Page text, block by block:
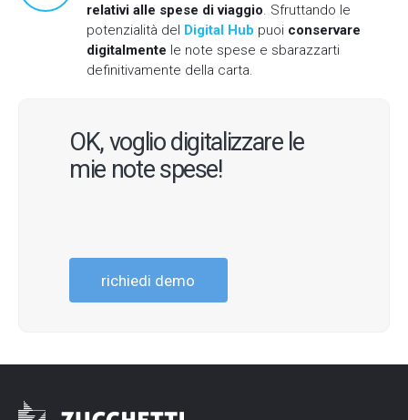
relativi alle spese di viaggio . Sfruttando le
potenzialità del Digital Hub puoi conservare
digitalmente le note spese e sbarazzarti
definitivamente della carta.
OK, voglio digitalizzare le
mie note spese!
richiedi demo